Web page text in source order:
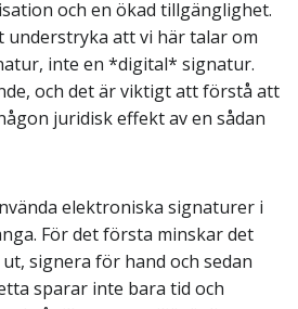
och en ökad tillgänglighet.
understryka att vi här talar om
inte en *digital* signatur.
och det är viktigt att förstå att
juridisk effekt av en sådan
elektroniska signaturer i
För det första minskar det
signera för hand och sedan
sparar inte bara tid och